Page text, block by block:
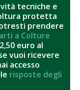
tecniche e
protetta
prendere
a Colture
euro al
vuoi ricevere
accesso
risposte degli